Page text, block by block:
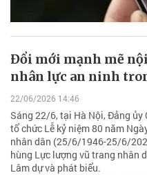
Đổi mới mạnh mẽ
nhân lực an ninh
22/06/2026 14:46
Sáng 22/6, tại Hà Nội, Đảng ủy
tổ chức Lễ kỷ niệm 80 năm
nhân dân (25/6/1946-25/6/
hùng Lực lượng vũ trang nhân
Lâm dự và phát biểu.